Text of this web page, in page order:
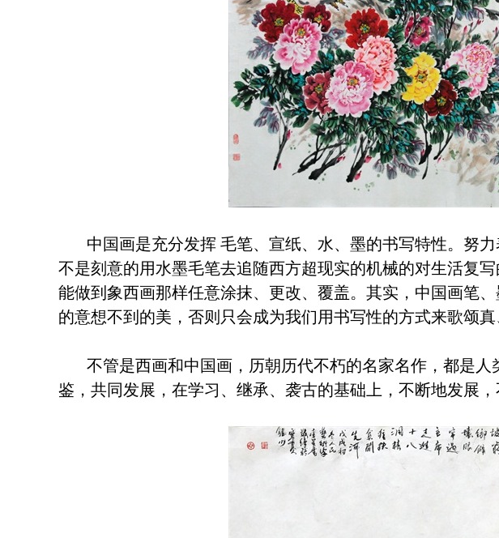
中国画是充分发挥 毛笔、宣纸、水、墨的书写特性。努
不是刻意的用水墨毛笔去追随西方超现实的机械的对生活复
能做到象西画那样任意涂抹、更改、覆盖。其实，中国画笔
的意想不到的美，否则只会成为我们用书写性的方式来歌颂
不管是西画和中国画，历朝历代不朽的名家名作，都是人
鉴，共同发展，在学习、继承、袭古的基础上，不断地发展，